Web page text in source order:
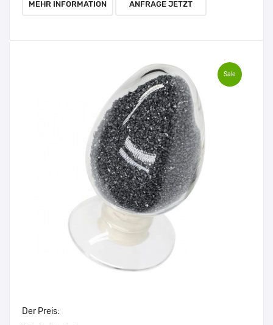
MEHR INFORMATION ANFRAGE JETZT
Sale
Der Preis: